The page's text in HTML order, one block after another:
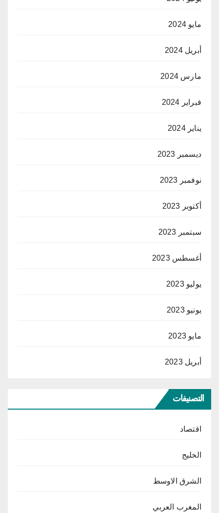
مايو 2024
أبريل 2024
مارس 2024
فبراير 2024
يناير 2024
ديسمبر 2023
نوفمبر 2023
أكتوبر 2023
سبتمبر 2023
أغسطس 2023
يوليو 2023
يونيو 2023
مايو 2023
أبريل 2023
التصنيفات
اقتصاد
الخليج
الشرق الاوسط
المغرب العربي